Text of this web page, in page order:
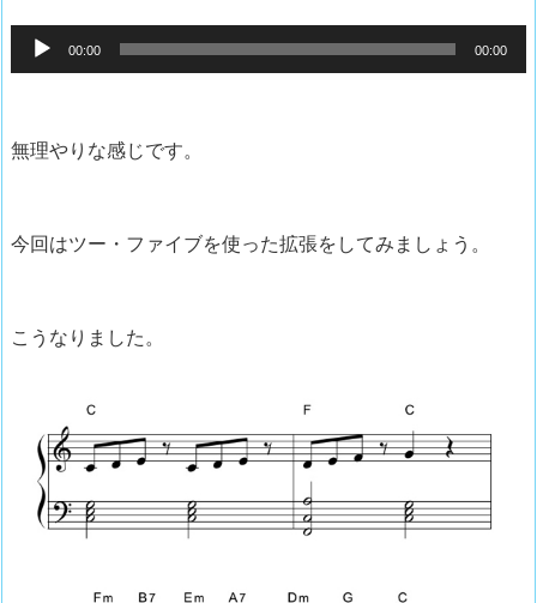
声
レ
ー
00:00 00:00
無理やりな感じです。
今回はツー・ファイブを使った拡張をしてみましょう。
こうなりました。